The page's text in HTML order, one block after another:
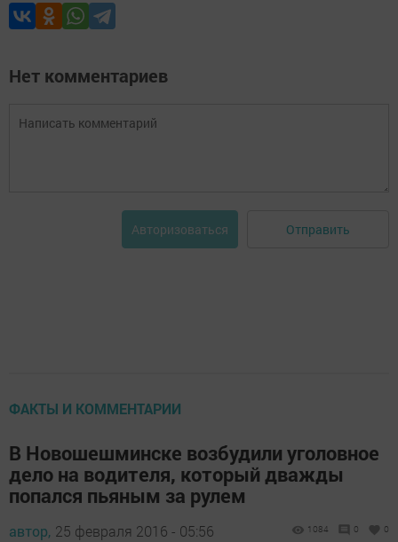
Нет комментариев
Авторизоваться Отправить
ФАКТЫ И КОММЕНТАРИИ
В Новошешминске возбудили уголовное
дело на водителя, который дважды
попался пьяным за рулем
автор, 25 февраля 2016 - 05:56 1084 0 0